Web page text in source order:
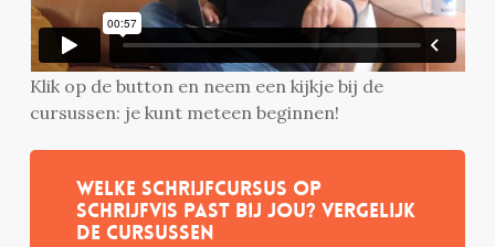
Klik op de button en neem een kijkje bij de
cursussen: je kunt meteen beginnen!
Welke schrijfcursus op
Schrijfvis past bij jou? Vergelijk
de cursussen